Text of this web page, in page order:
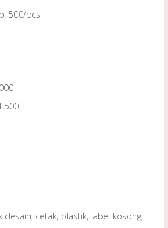
500/pcs
desain, cetak, plastik, label kosong,